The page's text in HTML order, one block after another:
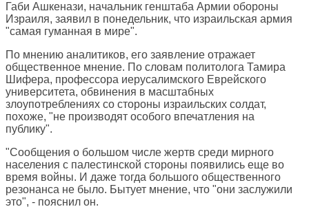
Габи Ашкенази, начальник генштаба Армии обороны
Израиля, заявил в понедельник, что израильская армия
"самая гуманная в мире".
По мнению аналитиков, его заявление отражает
общественное мнение. По словам политолога Тамира
Шифера, профессора иерусалимского Еврейского
университета, обвинения в масштабных
злоупотреблениях со стороны израильских солдат,
похоже, "не производят особого впечатления на
публику".
"Сообщения о большом числе жертв среди мирного
населения с палестинской стороны появились еще во
время войны. И даже тогда большого общественного
резонанса не было. Бытует мнение, что "они заслужили
это", - пояснил он.